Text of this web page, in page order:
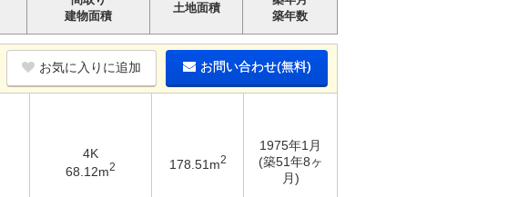
建物面積
土地面積
築年数
お気に入りに追加 お問い合わせ(無料)
4K
68.12m2 178.51m2
1975年1月
(築51年8ヶ
月)